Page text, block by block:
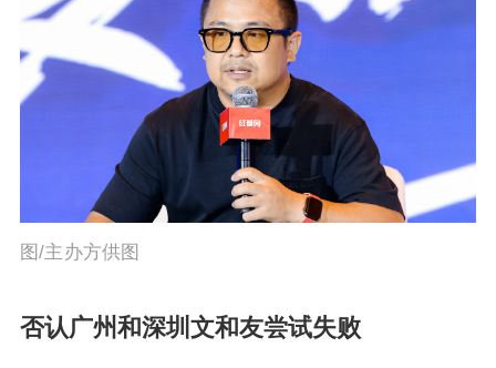
图/主办方供图
否认广州和深圳文和友尝试失败